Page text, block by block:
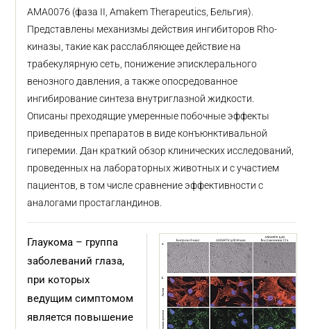
AMA0076 (фаза II, Amakem Therapeutics, Бельгия).
Представлены механизмы действия ингибиторов Rho-
киназы, такие как расслабляющее действие на
трабекулярную сеть, понижение эписклерального
венозного давления, а также опосредованное
ингибирование синтеза внутриглазной жидкости.
Описаны преходящие умеренные побочные эффекты
приведенных препаратов в виде конъюнктивальной
гиперемии. Дан краткий обзор клинических исследований,
проведенных на лабораторных животных и с участием
пациентов, в том числе сравнение эффективности с
аналогами простагландинов.
Глаукома – группа
заболеваний глаза,
при которых
ведущим симптомом
является повышение